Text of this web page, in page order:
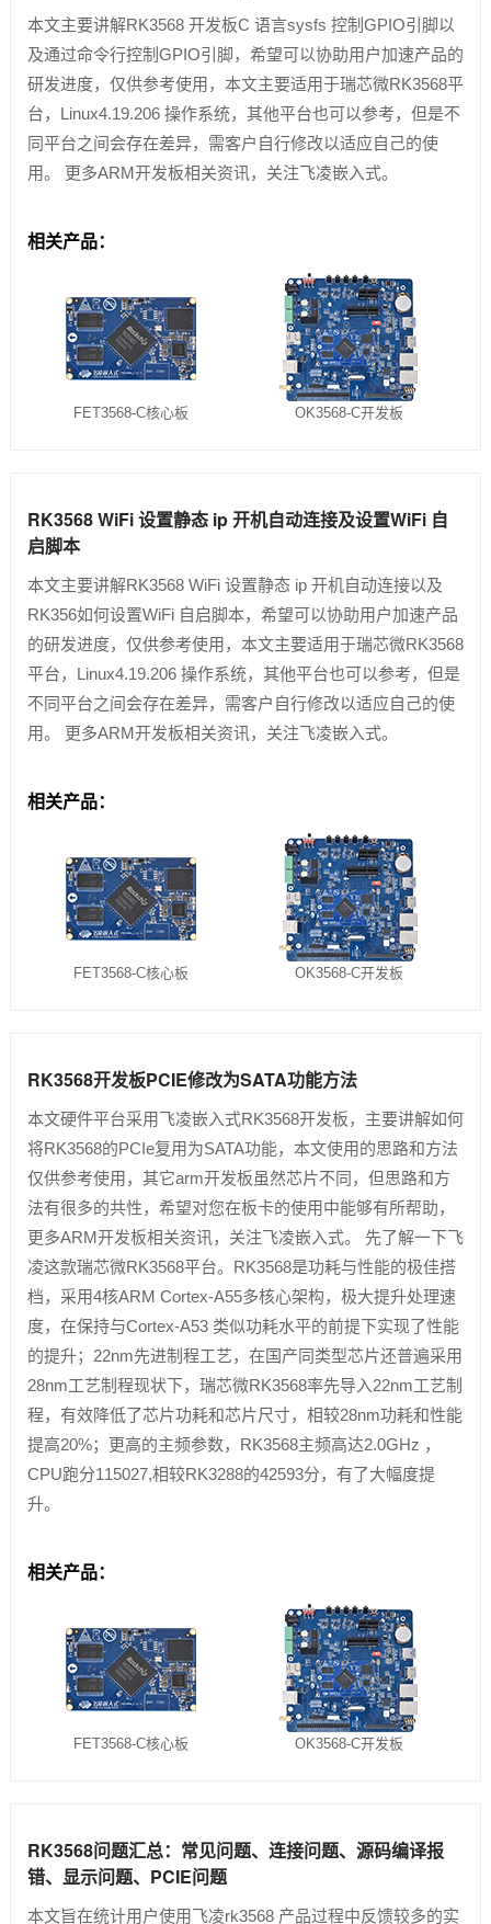
本文主要讲解RK3568 开发板C 语言sysfs 控制GPIO引脚以
及通过命令行控制GPIO引脚，希望可以协助用户加速产品的
研发进度，仅供参考使用，本文主要适用于瑞芯微RK3568平
台，Linux4.19.206 操作系统，其他平台也可以参考，但是不
同平台之间会存在差异，需客户自行修改以适应自己的使
用。 更多ARM开发板相关资讯，关注飞凌嵌入式。
相关产品：
FET3568-C核心板 OK3568-C开发板
RK3568 WiFi 设置静态 ip 开机自动连接及设置WiFi 自
启脚本
本文主要讲解RK3568 WiFi 设置静态 ip 开机自动连接以及
RK356如何设置WiFi 自启脚本，希望可以协助用户加速产品
的研发进度，仅供参考使用，本文主要适用于瑞芯微RK3568
平台，Linux4.19.206 操作系统，其他平台也可以参考，但是
不同平台之间会存在差异，需客户自行修改以适应自己的使
用。 更多ARM开发板相关资讯，关注飞凌嵌入式。
相关产品：
FET3568-C核心板 OK3568-C开发板
RK3568开发板PCIE修改为SATA功能方法
本文硬件平台采用飞凌嵌入式RK3568开发板，主要讲解如何
将RK3568的PCIe复用为SATA功能，本文使用的思路和方法
仅供参考使用，其它arm开发板虽然芯片不同，但思路和方
法有很多的共性，希望对您在板卡的使用中能够有所帮助，
更多ARM开发板相关资讯，关注飞凌嵌入式。 先了解一下飞
凌这款瑞芯微RK3568平台。RK3568是功耗与性能的极佳搭
档，采用4核ARM Cortex-A55多核心架构，极大提升处理速
度，在保持与Cortex-A53 类似功耗水平的前提下实现了性能
的提升；22nm先进制程工艺，在国产同类型芯片还普遍采用
28nm工艺制程现状下，瑞芯微RK3568率先导入22nm工艺制
程，有效降低了芯片功耗和芯片尺寸，相较28nm功耗和性能
提高20%；更高的主频参数，RK3568主频高达2.0GHz ，
CPU跑分115027,相较RK3288的42593分，有了大幅度提
升。
相关产品：
FET3568-C核心板 OK3568-C开发板
RK3568问题汇总：常见问题、连接问题、源码编译报
错、显示问题、PCIE问题
本文旨在统计用户使用飞凌rk3568 产品过程中反馈较多的实